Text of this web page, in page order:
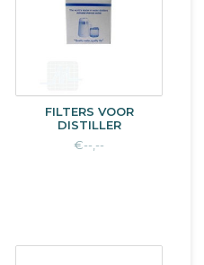
FILTERS VOOR
DISTILLER
€--,--